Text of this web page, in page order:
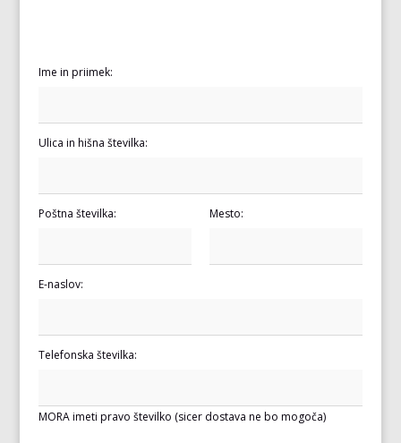
Ime in priimek:
Ulica in hišna številka:
Poštna številka: Mesto:
E-naslov:
Telefonska številka:
MORA imeti pravo številko (sicer dostava ne bo mogoča)